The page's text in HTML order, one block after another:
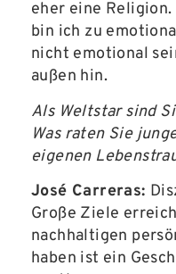
eher eine
bin ich zu
nicht emotional
außen hin.
Als Weltstar sind
Was raten Sie
eigenen
José Carreras:
Große Ziele
nachhaltigen
haben ist ein